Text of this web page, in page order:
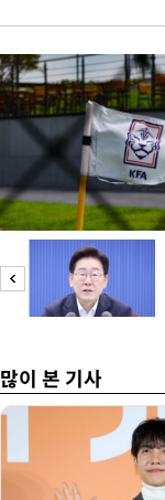
많이 본 기사